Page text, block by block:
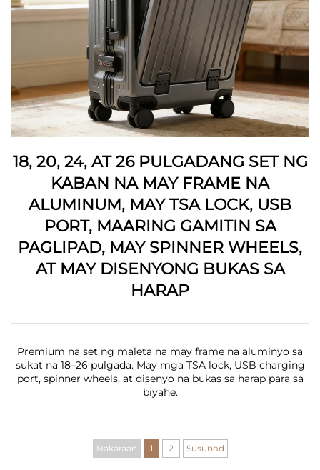
18, 20, 24, AT 26 PULGADANG SET NG
KABAN NA MAY FRAME NA
ALUMINUM, MAY TSA LOCK, USB
PORT, MAARING GAMITIN SA
PAGLIPAD, MAY SPINNER WHEELS,
AT MAY DISENYONG BUKAS SA
HARAP
Premium na set ng maleta na may frame na aluminyo sa
sukat na 18–26 pulgada. May mga TSA lock, USB charging
port, spinner wheels, at disenyo na bukas sa harap para sa
biyahe.
Nakaraan 1 2 Susunod